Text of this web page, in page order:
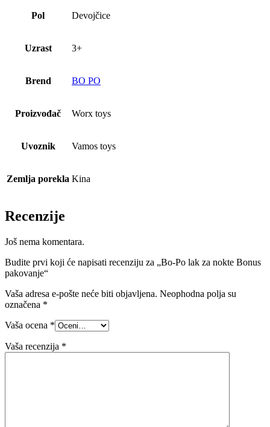
Pol Devojčice
Uzrast 3+
Brend BO PO
Proizvođač Worx toys
Uvoznik Vamos toys
Zemlja porekla Kina
Recenzije
Još nema komentara.
Budite prvi koji će napisati recenziju za „Bo-Po lak za nokte Bonus
pakovanje“
Vaša adresa e-pošte neće biti objavljena. Neophodna polja su
označena *
Vaša ocena *
Vaša recenzija *